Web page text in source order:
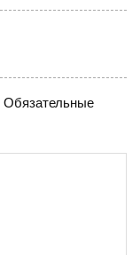
Обязательные